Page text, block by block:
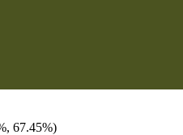
67.45%)